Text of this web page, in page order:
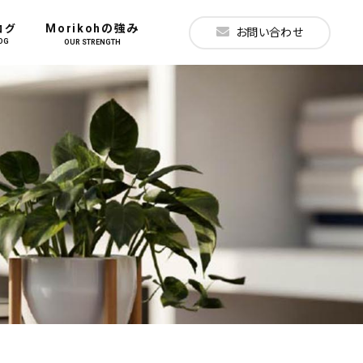
グ Morikohの強み
OUR STRENGTH
お問い合わせ